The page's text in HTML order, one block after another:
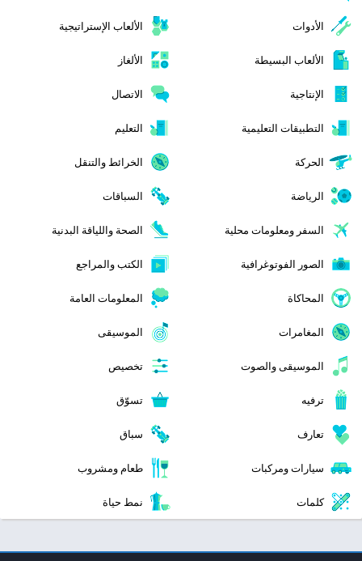
الأدوات الألعاب الإستراتيجية
الألعاب البسيطة الألغاز
الإنتاجية الاتصال
التطبيقات التعليمية التعليم
الحركة الخرائط والتنقل
الرياضة السباقات
السفر ومعلومات محلية الصحة واللياقة البدنية
الصور الفوتوغرافية الكتب والمراجع
المحاكاة المعلومات العامة
المغامرات الموسيقى
الموسيقى والصوت تخصيص
ترفيه تسوّق
تعارف سباق
سيارات ومركبات طعام ومشروب
كلمات نمط حياة